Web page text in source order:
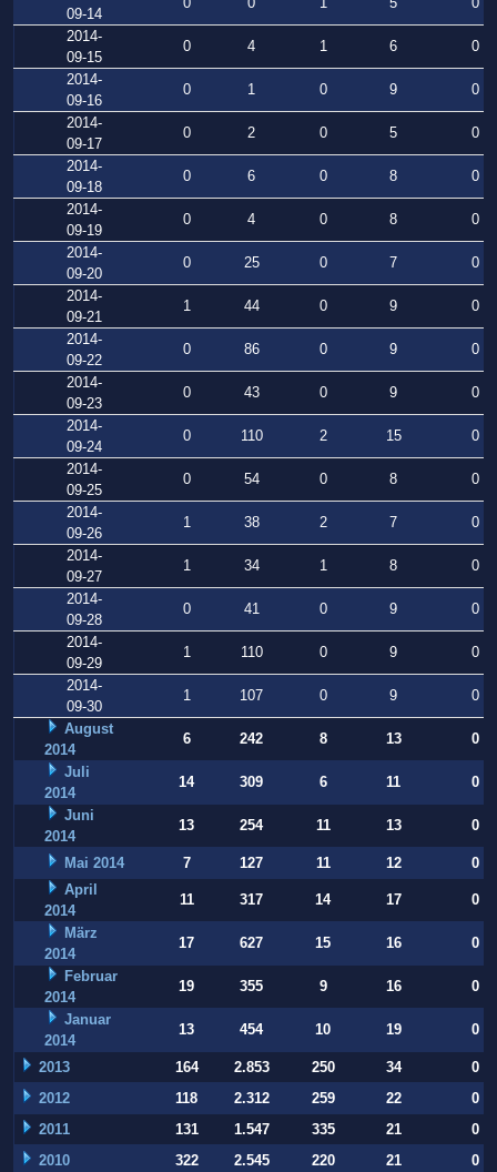
09-14
2014-
09-15
0 4 1 6
0
2014-
09-16
0 1 0 9
0
2014-
09-17
0 2 0 5
0
2014-
09-18
0 6 0 8
0
2014-
09-19
0 4 0 8
0
2014-
09-20
0 25 0 7
0
2014-
09-21
1 44 0 9
0
2014-
09-22
0 86 0 9
0
2014-
09-23
0 43 0 9
0
2014-
09-24
0 110 2 15
0
2014-
09-25
0 54 0 8
0
2014-
09-26
1 38 2 7
0
2014-
09-27
1 34 1 8
0
2014-
09-28
0 41 0 9
0
2014-
09-29
1 110 0 9
0
2014-
09-30
1 107 0 9
0
August
2014
6 242 8 13
0
Juli
2014
14 309 6 11
0
Juni
2014
13 254 11 13 0
Mai 2014 7 127 11 12
0
April
2014
11 317 14 17
0
März
2014
17 627 15 16
0
Februar
2014
19 355 9 16
0
Januar
2014
13 454 10 19 0
2013 164 2.853 250 34
0
2012
118 2.312 259 22
0
2011
131 1.547 335 21
0
2010
322 2.545 220 21 0